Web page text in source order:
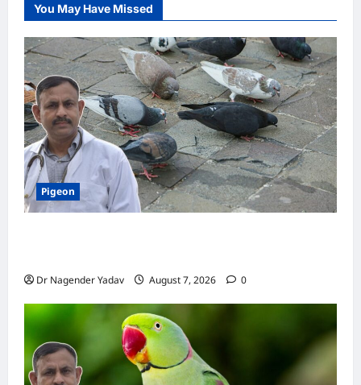
You May Have Missed
Pigeon
Dr Nagender Yadav August 7, 2026 0